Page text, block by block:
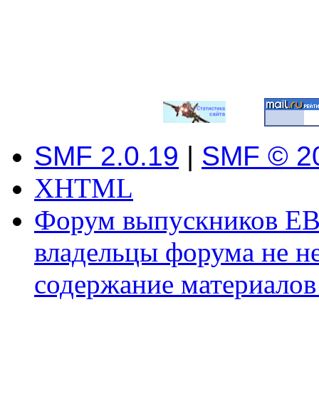
SMF 2.0.19 | SMF ©
XHTML
Форум выпускников
владельцы форума не
содержание